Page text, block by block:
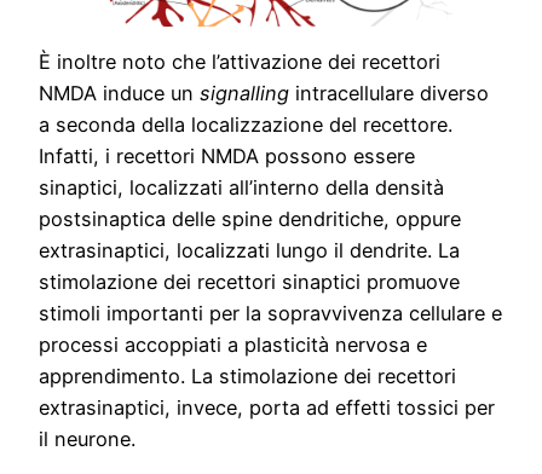
È inoltre noto che l’attivazione dei recettori
NMDA induce un signalling intracellulare diverso
a seconda della localizzazione del recettore.
Infatti, i recettori NMDA possono essere
sinaptici, localizzati all’interno della densità
postsinaptica delle spine dendritiche, oppure
extrasinaptici, localizzati lungo il dendrite. La
stimolazione dei recettori sinaptici promuove
stimoli importanti per la sopravvivenza cellulare e
processi accoppiati a plasticità nervosa e
apprendimento. La stimolazione dei recettori
extrasinaptici, invece, porta ad effetti tossici per
il neurone.